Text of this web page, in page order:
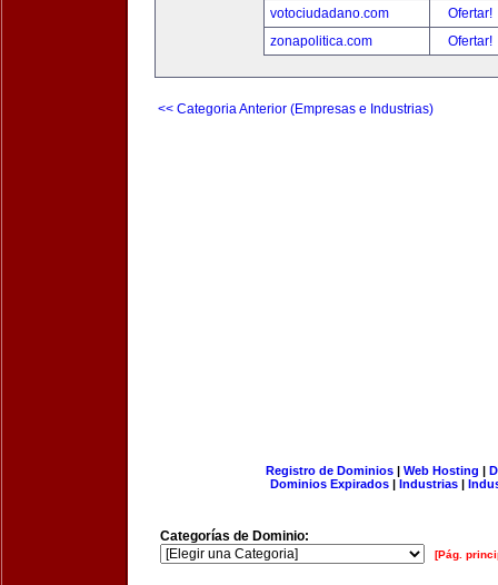
votociudadano.com
Ofertar!
zonapolitica.com
Ofertar!
<< Categoria Anterior (Empresas e Industrias)
Registro de Dominios| Web Hosting |
Dominios Expirados | Industrias |
Categorías de Dominio:
[Pág.